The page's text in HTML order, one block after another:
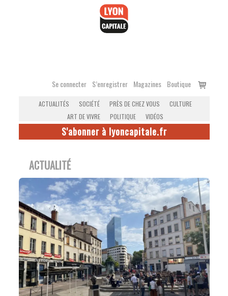
Se connecter S’enregistrer Magazines Boutique
Voir
ACTUALITÉS SOCIÉTÉ PRÈS DE CHEZ VOUS
CULTURE
ART DE VIVRE
POLITIQUE VIDÉOS
S'abonner à lyoncapitale.fr
ACTUALITÉ